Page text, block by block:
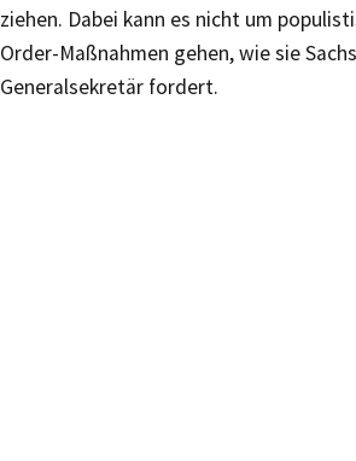
ziehen. Dabei kann es nicht um
Order-Maßnahmen gehen, wie sie
Generalsekretär fordert.